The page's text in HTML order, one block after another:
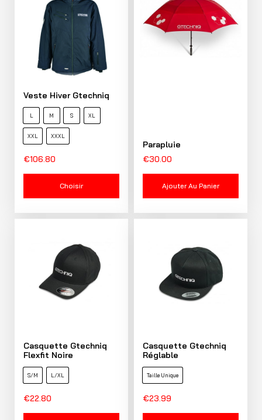
Veste Hiver Gtechniq
L M S XL
XXL XXXL
€106.80
Choisir
Parapluie
€30.00
Ajouter Au Panier
Casquette Gtechniq
Flexfit Noire
S/M L/XL
€22.80
Casquette Gtechniq
Réglable
Taille Unique
€23.99